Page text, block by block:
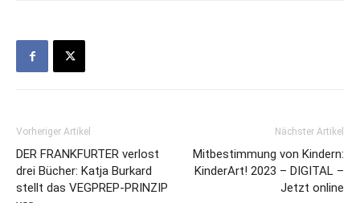
Vorheriger Artikel
DER FRANKFURTER verlost
drei Bücher: Katja Burkard
stellt das VEGPREP-PRINZIP
Nächster Artikel
Mitbestimmung von Kindern:
KinderArt! 2023 – DIGITAL –
Jetzt online